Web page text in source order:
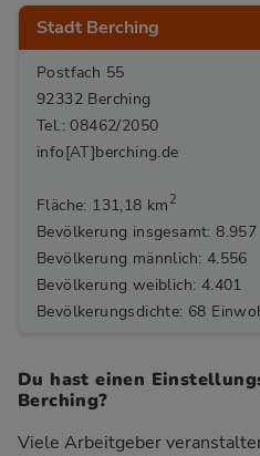
Stadt Berching
Postfach 55
92332 Berching
Tel.: 08462/2050
info[AT]berching.de
Fläche: 131,18 km 2
Bevölkerung insgesamt: 8.957
Bevölkerung männlich: 4.556
Bevölkerung weiblich: 4.401
Bevölkerungsdichte: 68
Du hast einen
Berching?
Viele Arbeitgeber